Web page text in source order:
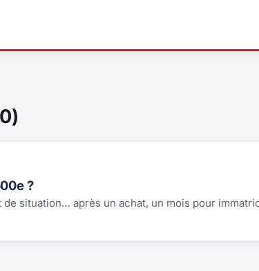
?
situation… après un achat, un mois pour